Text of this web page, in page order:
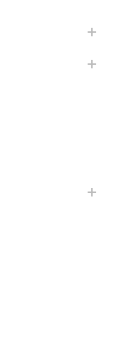
いました(^^) 梱包
でおりました！可